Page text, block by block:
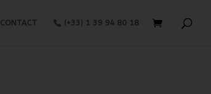
CONTACT (+33) 1 39 94 80 18